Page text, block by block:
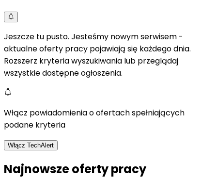
Jeszcze tu pusto. Jesteśmy nowym serwisem -
aktualne oferty pracy pojawiają się każdego dnia.
Rozszerz kryteria wyszukiwania lub przeglądaj
wszystkie dostępne ogłoszenia.
Włącz powiadomienia o ofertach spełniających
podane kryteria
Włącz TechAlert
Najnowsze oferty pracy